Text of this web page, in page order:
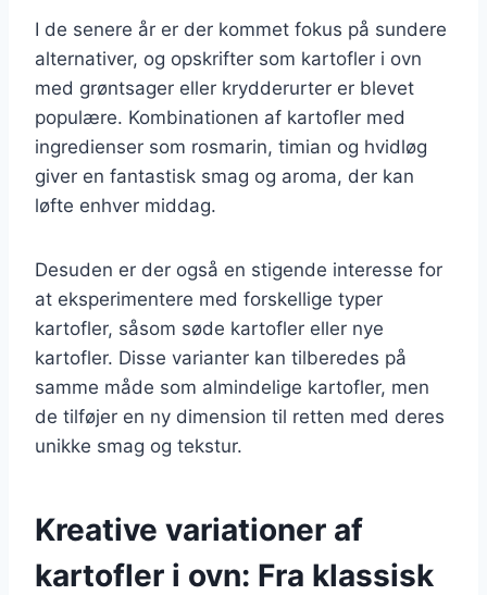
I de senere år er der kommet fokus på sundere
alternativer, og opskrifter som kartofler i ovn
med grøntsager eller krydderurter er blevet
populære. Kombinationen af kartofler med
ingredienser som rosmarin, timian og hvidløg
giver en fantastisk smag og aroma, der kan
løfte enhver middag.
Desuden er der også en stigende interesse for
at eksperimentere med forskellige typer
kartofler, såsom søde kartofler eller nye
kartofler. Disse varianter kan tilberedes på
samme måde som almindelige kartofler, men
de tilføjer en ny dimension til retten med deres
unikke smag og tekstur.
Kreative variationer af
kartofler i ovn: Fra klassisk